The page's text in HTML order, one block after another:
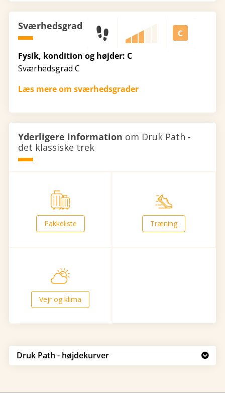
Sværhedsgrad
Fysik, kondition og højder: C
Sværhedsgrad C
Læs mere om sværhedsgrader
Yderligere information om Druk Path -
det klassiske trek
Pakkeliste Træning
Vejr og klima

Druk Path - højdekurver